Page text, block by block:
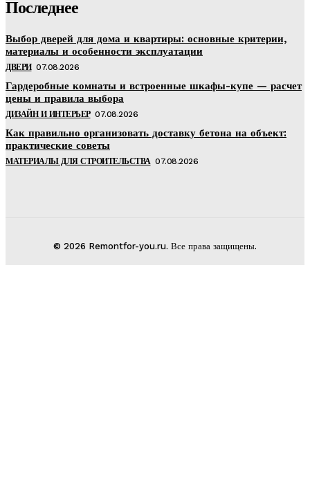
Последнее
Выбор дверей для дома и квартиры: основные критерии,
материалы и особенности эксплуатации
ДВЕРИ 07.08.2026
Гардеробные комнаты и встроенные шкафы-купе — расчет
цены и правила выбора
ДИЗАЙН И ИНТЕРЬЕР 07.08.2026
Как правильно организовать доставку бетона на объект:
практические советы
МАТЕРИАЛЫ ДЛЯ СТРОИТЕЛЬСТВА 07.08.2026
© 2026 Remontfor-you.ru. Все права защищены.